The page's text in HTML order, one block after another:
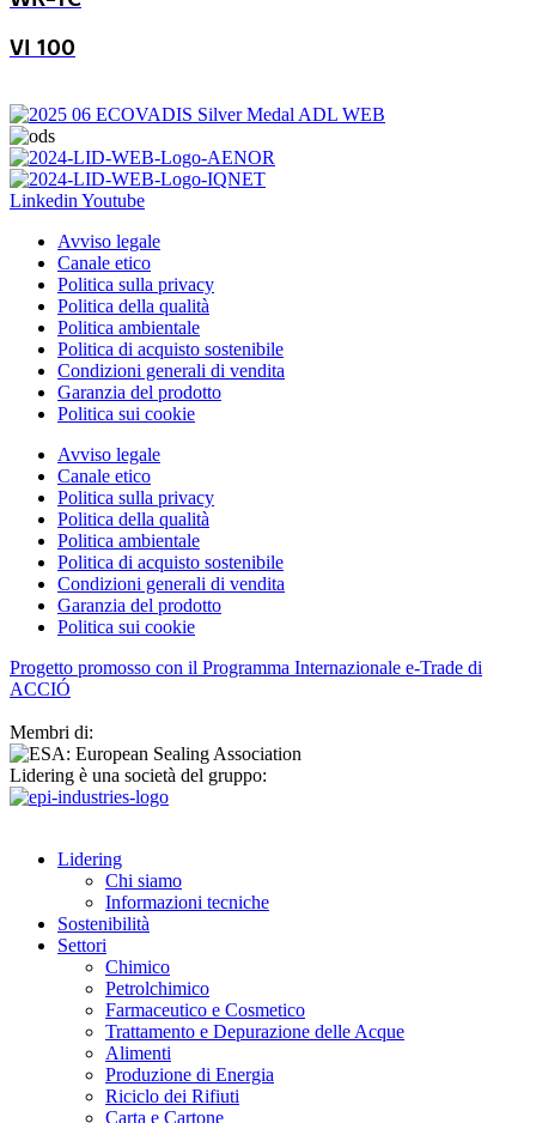
VI 100
LinkedinYoutube
Avviso legale
Canale etico
Politica sulla privacy
Politica della qualità
Politica ambientale
Politica di acquisto sostenibile
Condizioni generali di vendita
Garanzia del prodotto
Politica sui cookie
Avviso legale
Canale etico
Politica sulla privacy
Politica della qualità
Politica ambientale
Politica di acquisto sostenibile
Condizioni generali di vendita
Garanzia del prodotto
Politica sui cookie
Progetto promosso con il Programma Internazionale e-Trade di
ACCIÓ
Membri di:
Lidering è una società del gruppo:
Lidering
Chi siamo
Informazioni tecniche
Sostenibilità
Settori
Chimico
Petrolchimico
Farmaceutico e Cosmetico
Trattamento e Depurazione delle Acque
Alimenti
Produzione di Energia
Riciclo dei Rifiuti
Carta e Cartone